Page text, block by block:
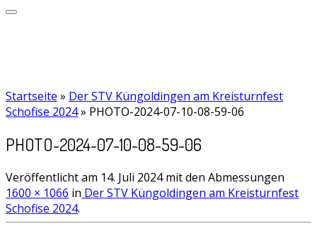
Startseite » Der STV Küngoldingen am Kreisturnfest
Schofise 2024» PHOTO-2024-07-10-08-59-06
PHOTO-2024-07-10-08-59-06
Veröffentlicht am 14. Juli 2024mit den Abmessungen
1600 × 1066 in Der STV Küngoldingen am Kreisturnfest
Schofise 2024.